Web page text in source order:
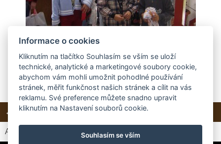
← Předchozí Další → Zpět do složky
Automatické procházení: 3 | 4| |
Informace o cookies
Kliknutím na tlačítko Souhlasím se vším se uloží
technické, analytické a marketingové soubory cookie,
abychom vám mohli umožnit pohodlné používání
stránek, měřit funkčnost našich stránek a cílit na vás
reklamu. Své preference můžete snadno upravit
kliknutím na Nastavení souborů cookie.
Souhlasím se vším